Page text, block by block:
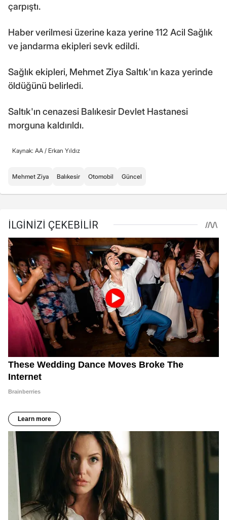
çarpıştı.
Haber verilmesi üzerine kaza yerine 112 Acil Sağlık
ve jandarma ekipleri sevk edildi.
Sağlık ekipleri, Mehmet Ziya Saltık'ın kaza yerinde
öldüğünü belirledi.
Saltık'ın cenazesi Balıkesir Devlet Hastanesi
morguna kaldırıldı.
Kaynak: AA / Erkan Yıldız
Mehmet Ziya Balıkesir Otomobil Güncel